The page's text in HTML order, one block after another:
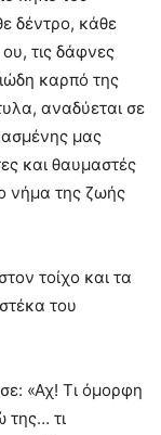
δέντρο, κάθε
τις δάφνες
καρπό της
αναδύεται σε
μας
και θαυμαστές
νήμα της ζωής
τοίχο και τα
του
«Αχ! Τι όμορφη
της… τι